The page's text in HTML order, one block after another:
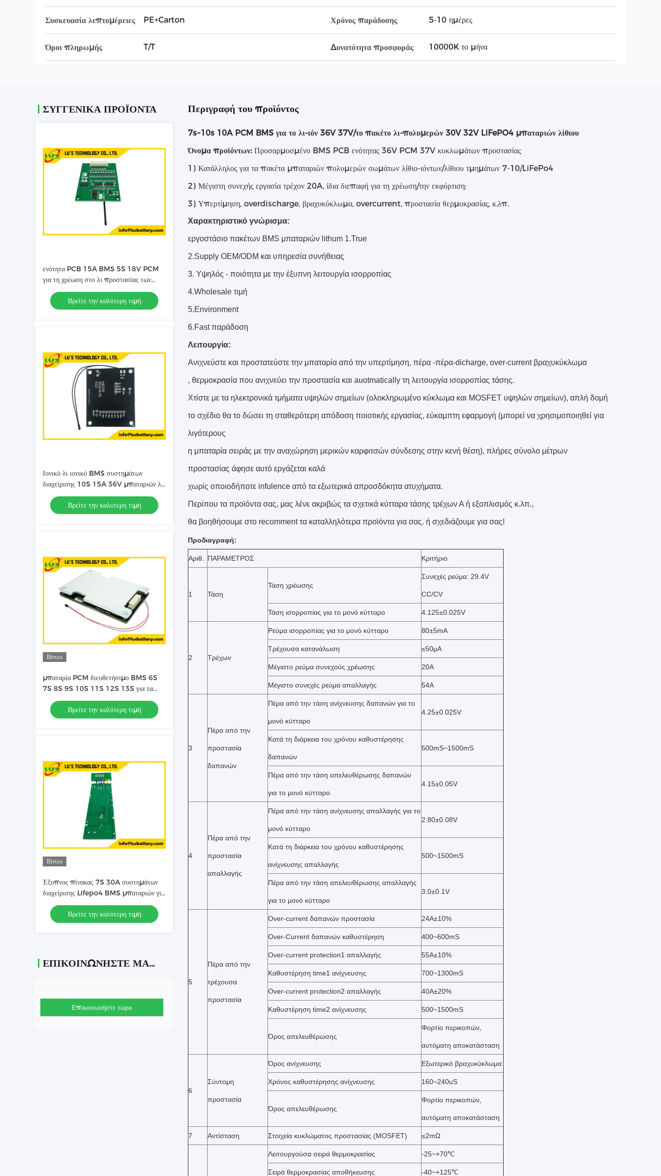
Συσκευασία λεπτομέρειες PE+Carton Χρόνος παράδοσης 5-10 ημέρες
Όροι πληρωμής T/T Δυνατότητα προσφοράς 10000K το μήνα
ΣΥΓΓΕΝΙΚΆ ΠΡΟΪΌΝΤΑ
ενότητα PCB 15A BMS 5S 18V PCM
για τη χρέωση στο λι προστασίας των
ιονικών κυττάρων 18650 26650 21700
Βρείτε την καλύτερη τιμή
Ιονικό λι ιονικό BMS συστημάτων
διαχείρισης 10S 15A 36V μπαταριών λι
μπαταριών BMS PCM
Βρείτε την καλύτερη τιμή
Βίντεο
μπαταρία PCM διευθετήσιμο BMS 6S
7S 8S 9S 10S 11S 12S 13S για τα
ιονικά πακέτα μπαταριών λι 25.9V
Βρείτε την καλύτερη τιμή
Βίντεο
Έξυπνος πίνακας 7S 30A συστημάτων
διαχείρισης Lifepo4 BMS μπαταριών για
το πακέτο μπαταριών λίθιου
Βρείτε την καλύτερη τιμή
ΕΠΙΚΟΙΝΩΝΉΣΤΕ ΜΑΖΊ ΜΑΣ
Επικοινωνήστε τώρα
Περιγραφή του προϊόντος
7s~10s 10A PCM BMS για το λι-ιόν 36V 37V/το πακέτο λι-πολυμερών 30V 32V LiFePO4 μπαταριών λίθιου
Όνομα προϊόντων:Προσαρμοσμένο BMS PCB ενότητας 36V PCM 37V κυκλωμάτων προστασίας
1) Κατάλληλος για τα πακέτα μπαταριών πολυμερών σωμάτων λίθιο-ιόντων/λίθιου τμημάτων 7-10/LiFePo4
2) Μέγιστη συνεχής εργασία τρέχον 20A, ίδια διεπαφή για τη χρέωση/την εκφόρτιση:
3) Υπερτίμηση, overdischarge, βραχυκύκλωμα, overcurrent, προστασία θερμοκρασίας, κ.λπ.
Χαρακτηριστικό γνώρισμα:
εργοστάσιο πακέτων BMS μπαταριών lithum 1.True
2.Supply OEM/ODM και υπηρεσία συνήθειας
3. Υψηλός - ποιότητα με την έξυπνη λειτουργία ισορροπίας
4.Wholesale τιμή
5.Environment
6.Fast παράδοση
Λειτουργία:
Ανιχνεύστε και προστατεύστε την μπαταρία από την υπερτίμηση, πέρα -πέρα-dicharge, over-current βραχυκύκλωμα
, θερμοκρασία που ανιχνεύει την προστασία και auotmatically τη λειτουργία ισορροπίας τάσης.
Χτίστε με τα ηλεκτρονικά τμήματα υψηλών σημείων (ολοκληρωμένο κύκλωμα και MOSFET υψηλών σημείων), απλή δομή
το σχέδιο θα το δώσει τη σταθερότερη απόδοση ποιοτικής εργασίας, εύκαμπτη εφαρμογή (μπορεί να χρησιμοποιηθεί για
λιγότερους
η μπαταρία σειράς με την αναχώρηση μερικών καρφιτσών σύνδεσης στην κενή θέση), πλήρες σύνολο μέτρων
προστασίας άφησε αυτό εργάζεται καλά
χωρίς οποιοδήποτε infulence από τα εξωτερικά απροσδόκητα ατυχήματα.
Περίπου τα προϊόντα σας, μας λένε ακριβώς τα σχετικά κύτταρα τάσης τρέχων Α ή εξοπλισμός κ.λπ.,
θα βοηθήσουμε στο recomment τα καταλληλότερα προϊόντα για σας. ή σχεδιάζουμε για σας!
Προδιαγραφή:
Αριθ. ΠΑΡΑΜΕΤΡΟΣ Κριτήριο
1 Τάση
Τάση χρέωσης
Συνεχές ρεύμα: 29.4V
CC/CV
Τάση ισορροπίας για το μονό κύτταρο 4.125±0.025V
2 Τρέχων
Ρεύμα ισορροπίας για το μονό κύτταρο 80±5mA
Τρέχουσα κατανάλωση ≤50μA
Μέγιστο ρεύμα συνεχούς χρέωσης 20A
Μέγιστο συνεχές ρεύμα απαλλαγής 54A
3
Πέρα από την
προστασία
δαπανών
Πέρα από την τάση ανίχνευσης δαπανών για το
μονό κύτταρο
4.25±0.025V
Κατά τη διάρκεια του χρόνου καθυστέρησης
δαπανών
500mS~1500mS
Πέρα από την τάση απελευθέρωσης δαπανών
για το μονό κύτταρο
4.15±0.05V
4
Πέρα από την
προστασία
απαλλαγής
Πέρα από την τάση ανίχνευσης απαλλαγής για το
μονό κύτταρο
2.80±0.08V
Κατά τη διάρκεια του χρόνου καθυστέρησης
ανίχνευσης απαλλαγής
500~1500mS
Πέρα από την τάση απελευθέρωσης απαλλαγής
για το μονό κύτταρο
3.0±0.1V
5
Πέρα από την
τρέχουσα
προστασία
Over-current δαπανών προστασία 24A±10%
Over-Current δαπανών καθυστέρηση 400~600mS
Over-current protection1 απαλλαγής 55A±10%
Καθυστέρηση time1 ανίχνευσης 700~1300mS
Over-current protection2 απαλλαγής 40A±20%
Καθυστέρηση time2 ανίχνευσης 500~1500mS
Όρος απελευθέρωσης
Φορτίο περικοπών,
αυτόματη αποκατάσταση
6
Σύντομη
προστασία
Όρος ανίχνευσης Εξωτερικό βραχυκύκλωμα
Χρόνος καθυστέρησης ανίχνευσης 160~240uS
Όρος απελευθέρωσης
Φορτίο περικοπών,
αυτόματη αποκατάσταση
7 Αντίσταση Στοιχεία κυκλώματος προστασίας (MOSFET) ≤2mΩ
Λειτουργούσα σειρά θερμοκρασίας -25~+70℃
Σειρά θερμοκρασίας αποθήκευσης -40~+125℃